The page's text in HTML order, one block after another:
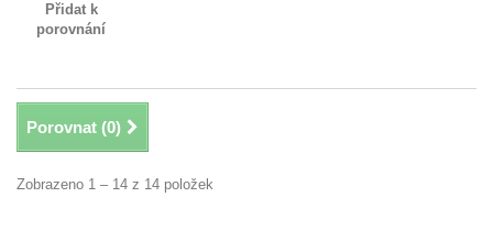
Přidat k
porovnání
Porovnat (0)
Zobrazeno 1 – 14 z 14 položek